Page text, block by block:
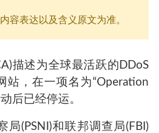
容表达以及含义原文为准。
描述为全球最活跃的DDoS
站，在一项名为“Operation
后已经停运。
局(PSNI)和联邦调查局(FBI)